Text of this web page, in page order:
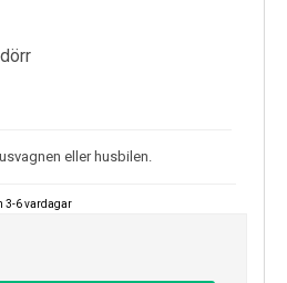
eller husbilen.
3-6 vardagar